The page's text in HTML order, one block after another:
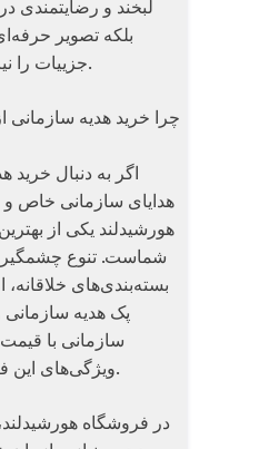
لبخند و رضایتمندی
بلکه تصویر
جزییات را نیز به‌نمایش می‌گذارد.
چرا خرید هدیه سازمانی
اگر به دنبال خرید
هدایای سازمانی خاص و
هورشیدلند یکی از
شماست. تنوع
بسته‌بندی‌های
پک هدیه سازمانی
سازمانی با
ویژگی‌های این فروشگاه آنلاین است.
در فروشگاه